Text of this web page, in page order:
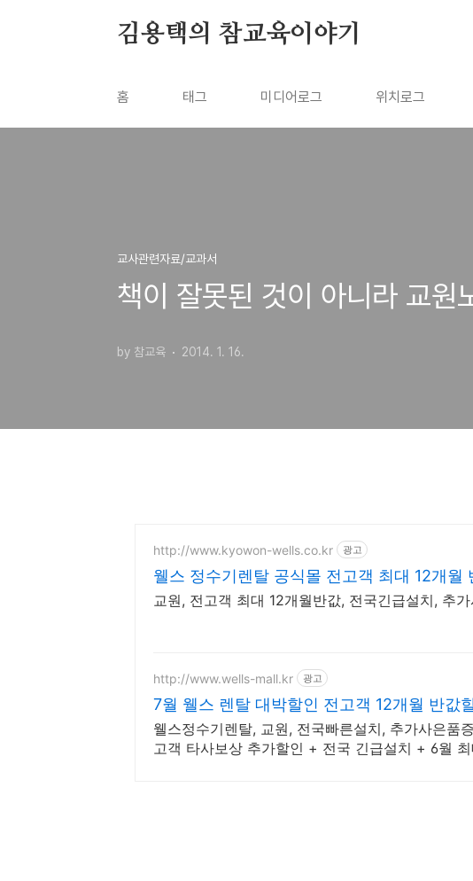
김용택의 참교육이야기
홈 태그 미디어로그 위치로그
교사관련자료/교과서
책이 잘못된 것이 아니라 교원
by 참교육 2014. 1. 16.
http://www.kyowon-wells.co.kr 광고
웰스 정수기렌탈 공식몰 전고객 최대 12개월
교원, 전고객 최대 12개월반값, 전국긴급설치, 추
http://www.wells-mall.kr 광고
7월 웰스 렌탈 대박할인 전고객 12개월 반값
웰스정수기렌탈, 교원, 전국빠른설치, 추가사은품
고객 타사보상 추가할인 + 전국 긴급설치 + 6월 최